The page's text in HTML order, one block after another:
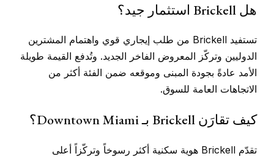
هل Brickell استثمار جيد؟
تستفيد Brickell من طلب إيجاري قوي واهتمام المشترين
الدوليين وتركّز المعروض الفاخر الجديد. وتُدفع القيمة طويلة
الأمد عادةً بجودة المبنى وموقعه ضمن الفئة أكثر من
الاتجاهات العامة للسوق.
كيف تقارَن Brickell بـ Downtown Miami؟
تقدّم Brickell هوية سكنية أكثر رسوخاً وتركّزاً أعلى